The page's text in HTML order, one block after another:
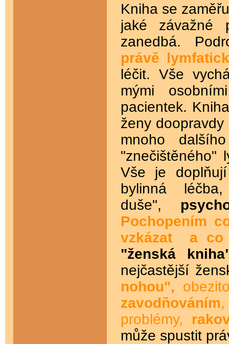
Kniha se
jaké závažné
zanedbá.
právě
léčit. Vše
mými
pacientek.
ženy
mnoho
"znečištěného"
Vše je
bylinná léčba,
duše",
Pochopením
vzkázat a co
"ženská
nejčastější
nohou",
zavodňováním,
problémy,
může spustit